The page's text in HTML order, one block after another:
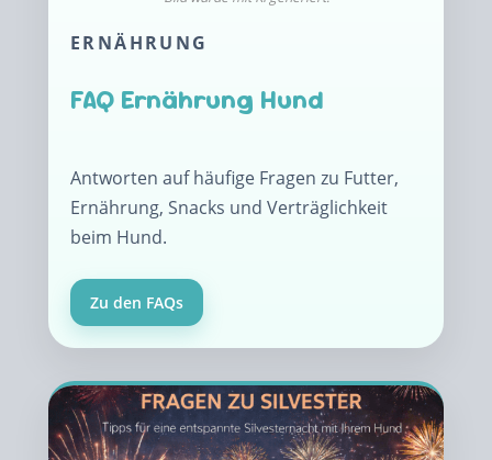
ERNÄHRUNG
FAQ Ernährung Hund
Antworten auf häufige Fragen zu Futter,
Ernährung, Snacks und Verträglichkeit
beim Hund.
Zu den FAQs